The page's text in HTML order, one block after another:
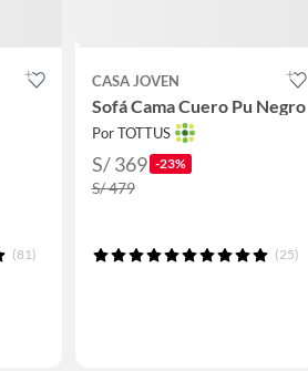
(81)
CASA JOVEN
Sofá Cama Cuero Pu Negro
Por TOTTUS
S/ 369 -23%
S/ 479
(25)